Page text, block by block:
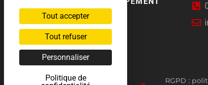
DURABLE
RGPD :
Tout accepter
Tout refuser
Personnaliser
Politique de